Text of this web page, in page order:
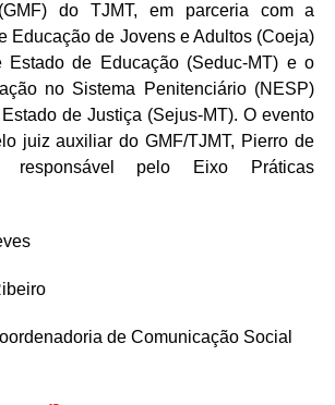
do TJMT, em parceria com a
Educação de Jovens e Adultos (Coeja)
Estado de Educação (Seduc-MT) e o
no Sistema Penitenciário (NESP)
de Justiça (Sejus-MT). O evento
juiz auxiliar do GMF/TJMT, Pierro de
responsável pelo Eixo Práticas
de Comunicação Social